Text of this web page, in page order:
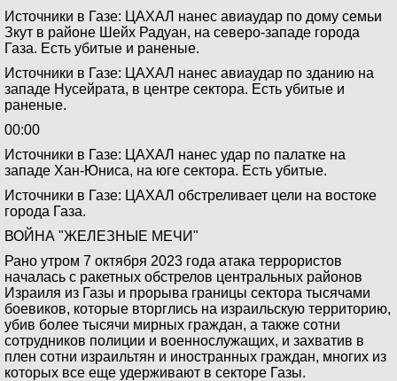
Источники в Газе: ЦАХАЛ нанес авиаудар по дому семьи
Зкут в районе Шейх Радуан, на северо-западе города
Газа. Есть убитые и раненые.
Источники в Газе: ЦАХАЛ нанес авиаудар по зданию на
западе Нусейрата, в центре сектора. Есть убитые и
раненые.
00:00
Источники в Газе: ЦАХАЛ нанес удар по палатке на
западе Хан-Юниса, на юге сектора. Есть убитые.
Источники в Газе: ЦАХАЛ обстреливает цели на востоке
города Газа.
ВОЙНА "ЖЕЛЕЗНЫЕ МЕЧИ"
Рано утром 7 октября 2023 года атака террористов
началась с ракетных обстрелов центральных районов
Израиля из Газы и прорыва границы сектора тысячами
боевиков, которые вторглись на израильскую территорию,
убив более тысячи мирных граждан, а также сотни
сотрудников полиции и военнослужащих, и захватив в
плен сотни израильтян и иностранных граждан, многих из
которых все еще удерживают в секторе Газы.